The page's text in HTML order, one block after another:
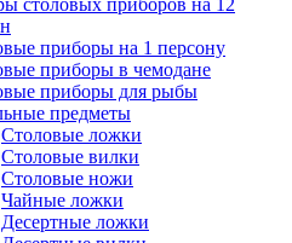
столовых приборов на 12
приборы на 1 персону
приборы в чемодане
приборы для рыбы
предметы
Столовые ложки
Столовые вилки
Столовые ножи
Чайные ложки
Десертные ложки